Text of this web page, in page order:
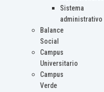
Sistema
administrativo
Balance
Social
Campus
Universitario
Campus
Verde